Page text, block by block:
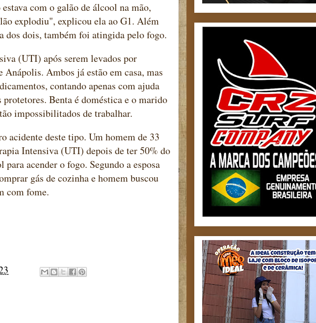
com o galão de álcool na mão,
explodiu", explicou ela ao G1. Além
dos dois, também foi atingida pelo fogo.
(UTI) após serem levados por
Ambos já estão em casa, mas
contando apenas com ajuda
protetores. Benta é doméstica e o marido
impossibilitados de trabalhar.
acidente deste tipo. Um homem de 33
Intensiva (UTI) depois de ter 50% do
acender o fogo. Segundo a esposa
gás de cozinha e homem buscou
com fome.